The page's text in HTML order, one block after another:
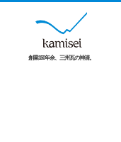
創業150年余、三州瓦の神清。